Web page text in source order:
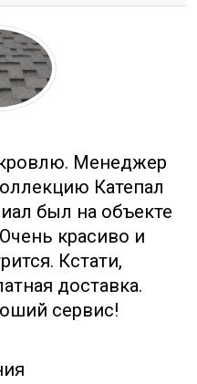
Менеджер
Катепал
был на объекте
красиво и
Кстати,
доставка.
сервис!